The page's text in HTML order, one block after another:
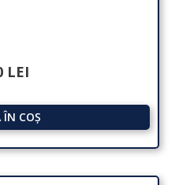
LEI
ÎN COȘ